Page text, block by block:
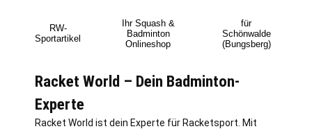
RW-
Sportartikel
Ihr Squash &
Badminton
Onlineshop
für
Schönwalde
(Bungsberg)
Racket World – Dein Badminton-
Experte
Racket World ist dein Experte für Racketsport. Mit